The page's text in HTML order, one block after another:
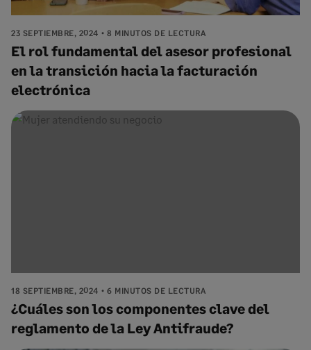
23 SEPTIEMBRE, 2024 8 MINUTOS DE LECTURA
El rol fundamental del asesor profesional
en la transición hacia la facturación
electrónica
18 SEPTIEMBRE, 2024 6 MINUTOS DE LECTURA
¿Cuáles son los componentes clave del
reglamento de la Ley Antifraude?